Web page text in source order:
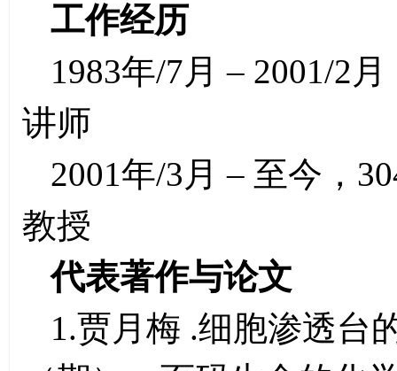
工作经历
1983年/7月 – 2001/2
讲师
2001年/3月 – 至今，
教授
代表著作与论文
1.贾月梅 .细胞渗透台